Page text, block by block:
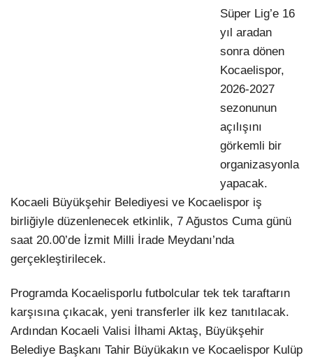
Süper Lig’e 16
yıl aradan
sonra dönen
Kocaelispor,
2026-2027
sezonunun
açılışını
görkemli bir
organizasyonla
yapacak.
Kocaeli Büyükşehir Belediyesi ve Kocaelispor iş
birliğiyle düzenlenecek etkinlik, 7 Ağustos Cuma günü
saat 20.00’de İzmit Milli İrade Meydanı’nda
gerçekleştirilecek.
Programda Kocaelisporlu futbolcular tek tek taraftarın
karşısına çıkacak, yeni transferler ilk kez tanıtılacak.
Ardından Kocaeli Valisi İlhami Aktaş, Büyükşehir
Belediye Başkanı Tahir Büyükakın ve Kocaelispor Kulüp